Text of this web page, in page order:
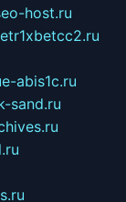
host.ru
e-abis1c.ru
sand.ru